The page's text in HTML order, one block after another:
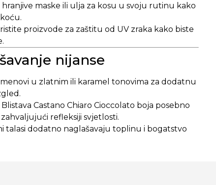
maske ili ulja za kosu u svoju rutinu kako
proizvode za zaštitu od UV zraka kako biste
nijanse
u zlatnim ili karamel tonovima za dodatnu
Blistava Castano Chiaro Cioccolato boja posebno
refleksiji svjetlosti.
talasi dodatno naglašavaju toplinu i bogatstvo